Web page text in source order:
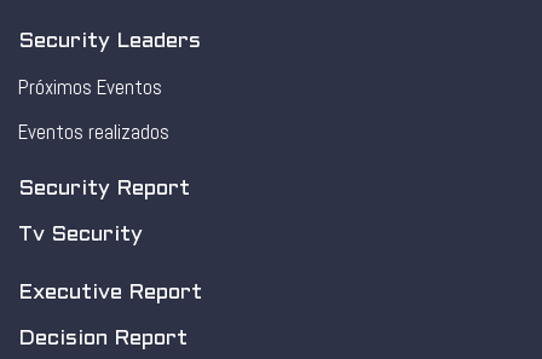
Security Leaders
Próximos Eventos
Eventos realizados
Security Report
Tv Security
Executive Report
Decision Report